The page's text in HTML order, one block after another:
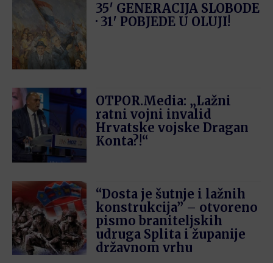
35′ GENERACIJA SLOBODE
· 31′ POBJEDE U OLUJI!
OTPOR.Media: „Lažni
ratni vojni invalid
Hrvatske vojske Dragan
Konta?!“
“Dosta je šutnje i lažnih
konstrukcija” – otvoreno
pismo braniteljskih
udruga Splita i županije
državnom vrhu